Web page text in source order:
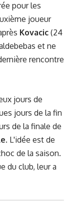
pour les
joueur
Kovacic (24
et ne
rencontre
jours de
jours de la fin
de la finale de
. L'idée est de
de la saison.
du club, leur a